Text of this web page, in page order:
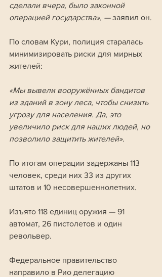
сделали вчера, было законной
операцией государства», — заявил он.
По словам Кури, полиция старалась
минимизировать риски для мирных
жителей:
«Мы вывели вооружённых бандитов
из зданий в зону леса, чтобы снизить
угрозу для населения. Да, это
увеличило риск для наших людей, но
позволило защитить жителей».
По итогам операции задержаны 113
человек, среди них 33 из других
штатов и 10 несовершеннолетних.
Изъято 118 единиц оружия — 91
автомат, 26 пистолетов и один
револьвер.
Федеральное правительство
направило в Рио делегацию